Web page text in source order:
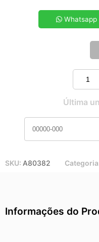
4x de R$ 13,85
5x de R$ 11,23
Whatsapp
Última
SKU: A80382
Informações do